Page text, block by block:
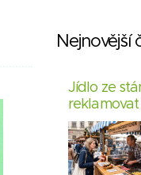
Nejnovější
Jídlo ze
reklamovat